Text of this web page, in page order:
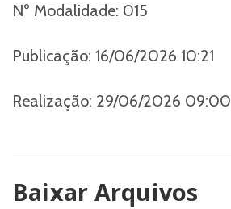
Nº Modalidade: 015
Publicação: 16/06/2026 10:21
Realização: 29/06/2026 09:00
Baixar Arquivos